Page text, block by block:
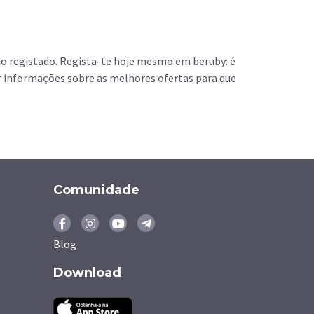
registado. Regista-te hoje mesmo em beruby: é
informações sobre as melhores ofertas para que
Comunidade
Blog
Download